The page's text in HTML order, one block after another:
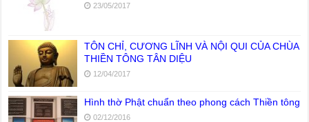
23/05/2017
TÔN CHỈ, CƯƠNG LĨNH VÀ NỘI QUI CỦA CHÙA
THIỀN TÔNG TÂN DIỆU
12/04/2017
Hình thờ Phật chuẩn theo phong cách Thiền tông
02/12/2016